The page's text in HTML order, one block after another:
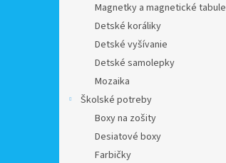
Magnetky a magnetické tabule
Detské koráliky
Detské vyšívanie
Detské samolepky
Mozaika
Školské potreby
Boxy na zošity
Desiatové boxy
Farbičky